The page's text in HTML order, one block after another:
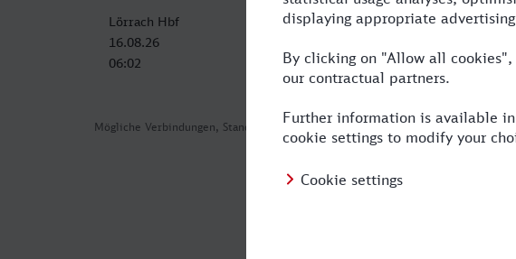
Mögliche Verbindungen, Stand: 2026-08-02 03:35
Lörrach Hbf
16.08.26
06:02
Dresden Hbf
14:38
8:36 5